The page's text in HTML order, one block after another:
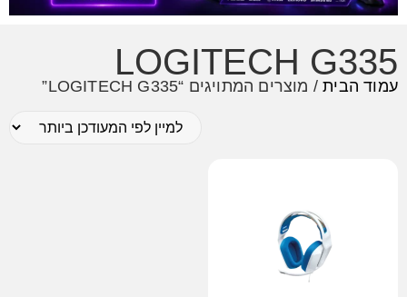
LOGITECH G335
עמוד הבית/ מוצרים המתויגים “LOGITECH G335”